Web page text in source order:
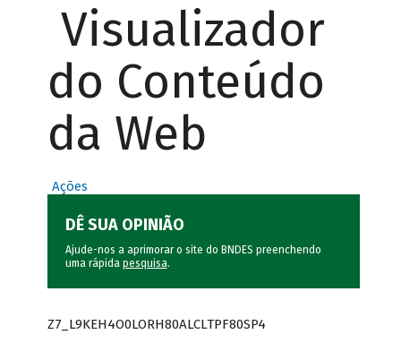
Visualizador
do Conteúdo
da Web
Ações
DÊ SUA OPINIÃO
Ajude-nos a aprimorar o site do BNDES preenchendo
uma rápida pesquisa.
Z7_L9KEH4O0LORH80ALCLTPF80SP4